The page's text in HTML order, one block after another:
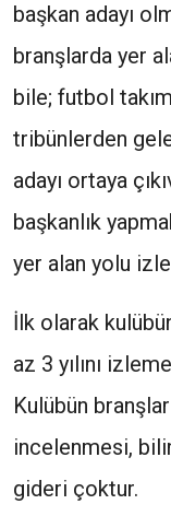
başkan adayı
branşlarda yer
bile; futbol
tribünlerden
adayı ortaya
başkanlık
yer alan yolu
İlk olarak
az 3 yılını
Kulübün
incelenmesi,
gideri çoktur.